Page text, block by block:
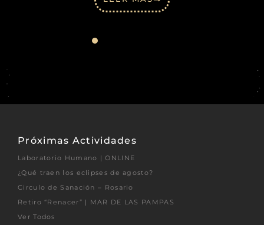
Próximas Actividades
Laboratorio Humano | ONLINE
¿Qué traen los eclipses de agosto?
Circulo de Sanación – Rosario
Retiro “Renacer” | MAR DE LAS PAMPAS
Ver Todos